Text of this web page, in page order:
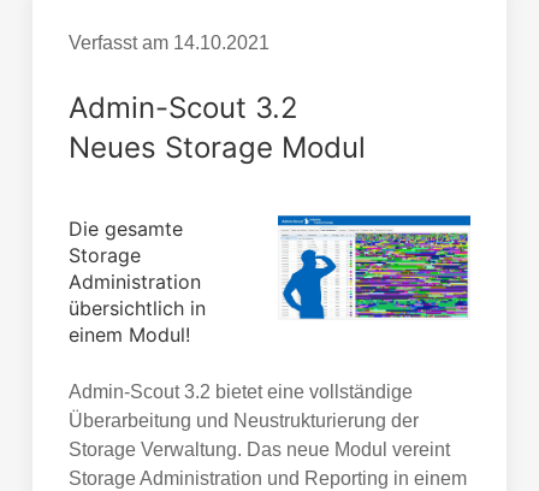
Verfasst am 14.10.2021
Admin-Scout 3.2
Neues Storage Modul
Die gesamte
Storage
Administration
übersichtlich in
einem Modul!
Admin-Scout 3.2 bietet eine vollständige
Überarbeitung und Neustrukturierung der
Storage Verwaltung. Das neue Modul vereint
Storage Administration und Reporting in einem